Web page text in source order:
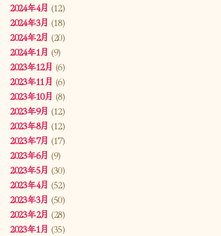
2024年4月 (12)
2024年3月 (18)
2024年2月 (20)
2024年1月 (9)
2023年12月 (6)
2023年11月 (6)
2023年10月 (8)
2023年9月 (12)
2023年8月 (12)
2023年7月 (17)
2023年6月 (9)
2023年5月 (30)
2023年4月 (52)
2023年3月 (50)
2023年2月 (28)
2023年1月 (35)